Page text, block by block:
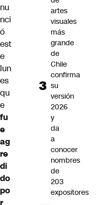
nu
nci
ó
est
e
lun
es
qu
e
fu
e
ag
re
di
do
po
r
artes
visuales
más
grande
de
Chile
confirma
su
versión
2026
y
da
a
conocer
nombres
de
203
expositores